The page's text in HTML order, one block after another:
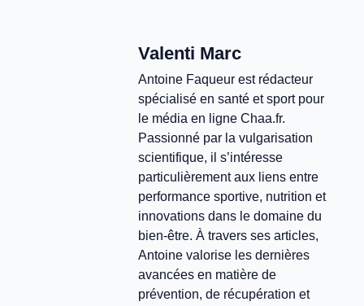
Valenti Marc
Antoine Faqueur est rédacteur
spécialisé en santé et sport pour
le média en ligne Chaa.fr.
Passionné par la vulgarisation
scientifique, il s’intéresse
particulièrement aux liens entre
performance sportive, nutrition et
innovations dans le domaine du
bien-être. À travers ses articles,
Antoine valorise les dernières
avancées en matière de
prévention, de récupération et